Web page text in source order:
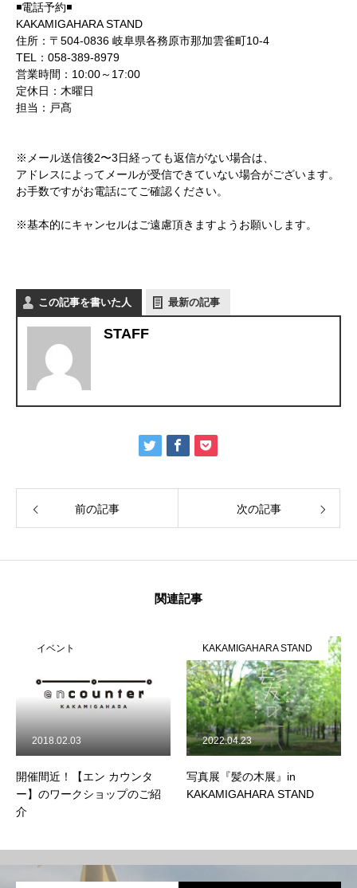
◾️電話予約◾️
KAKAMIGAHARA STAND
住所：〒504-0836 岐阜県各務原市那加雲雀町10‐4
TEL：058-389-8979
営業時間：10:00～17:00
定休日：木曜日
担当：戸髙
※メール送信後2〜3日経っても返信がない場合は、
アドレスによってメールが受信できていない場合がございます。
お手数ですがお電話にてご確認ください。
※基本的にキャンセルはご遠慮頂きますようお願いします。
この記事を書いた人 最新の記事
STAFF
前の記事 次の記事
関連記事
イベント
開催間近！【エン カウンタ
ー】のワークショップのご紹
介
2018.02.03
KAKAMIGAHARA STAND
写真展『髪の木展』in
KAKAMIGAHARA STAND
2022.04.23